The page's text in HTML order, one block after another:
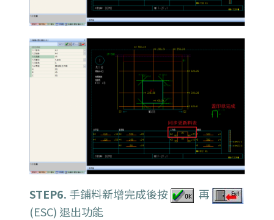
STEP6. 手鋪料新增完成後按
再
(ESC) 退出功能